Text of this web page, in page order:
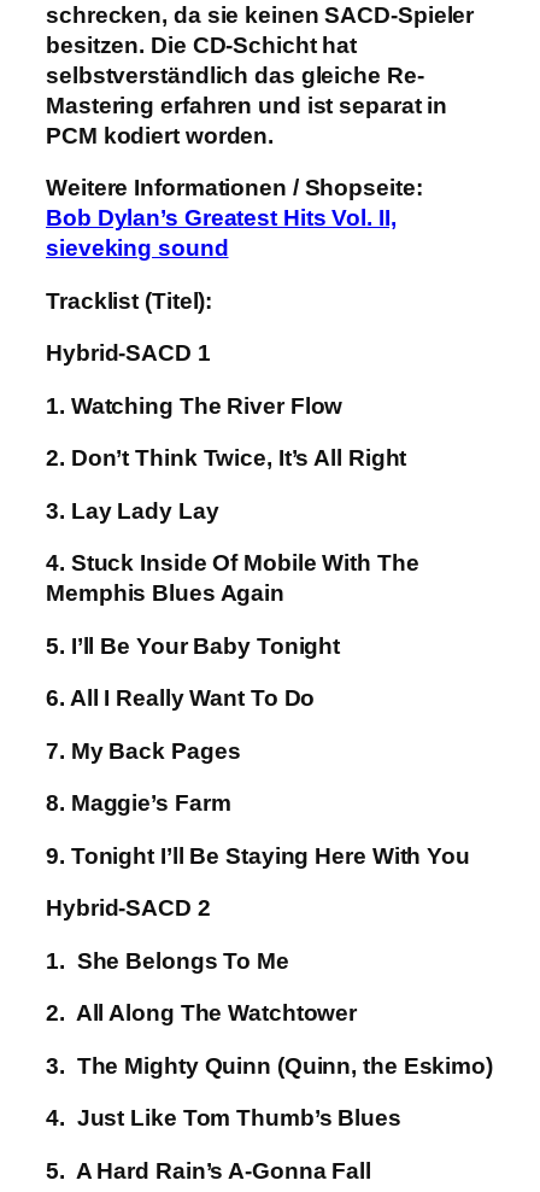
schrecken, da sie keinen SACD-Spieler
besitzen. Die CD-Schicht hat
selbstverständlich das gleiche Re-
Mastering erfahren und ist separat in
PCM kodiert worden.
Weitere Informationen / Shopseite:
Bob Dylan’s Greatest Hits Vol. II,
sieveking sound
Tracklist (Titel):
Hybrid-SACD 1
1. Watching The River Flow
2. Don’t Think Twice, It’s All Right
3. Lay Lady Lay
4. Stuck Inside Of Mobile With The
Memphis Blues Again
5. I’ll Be Your Baby Tonight
6. All I Really Want To Do
7. My Back Pages
8. Maggie’s Farm
9. Tonight I’ll Be Staying Here With You
Hybrid-SACD 2
1. She Belongs To Me
2. All Along The Watchtower
3. The Mighty Quinn (Quinn, the Eskimo)
4. Just Like Tom Thumb’s Blues
5. A Hard Rain’s A-Gonna Fall